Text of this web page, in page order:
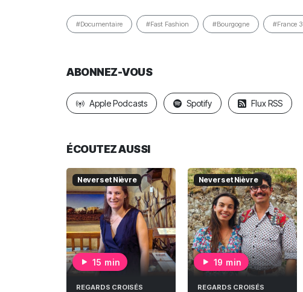
#Documentaire #Fast Fashion #Bourgogne #France 3
ABONNEZ-VOUS
Apple Podcasts Spotify Flux RSS
ÉCOUTEZ AUSSI
Nevers et Nièvre
15 min
REGARDS CROISÉS
Nevers et Nièvre
19 min
REGARDS CROISÉS